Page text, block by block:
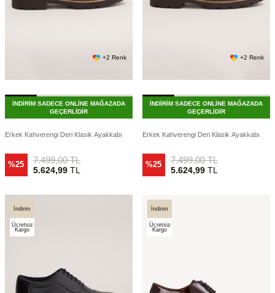
+2 Renk
İNDİRİM SADECE ONLİNE MAĞAZADA
GEÇERLİDİR
Erkek Kahverengi Deri Klasik Ayakkabı
%25 7.499,00TL
5.624,99TL
+2 Renk
İNDİRİM SADECE ONLİNE MAĞAZADA
GEÇERLİDİR
Erkek Kahverengi Deri Klasik Ayakkabı
%25 7.499,00TL
5.624,99TL
İndirim
Ücretsiz
Kargo
İndirim
Ücretsiz
Kargo